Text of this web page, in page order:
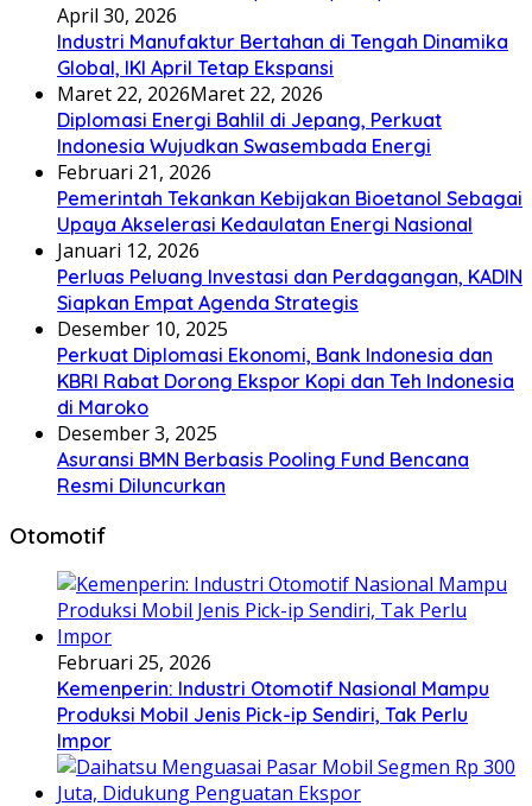
April 30, 2026
Industri Manufaktur Bertahan di Tengah Dinamika
Global, IKI April Tetap Ekspansi
Maret 22, 2026Maret 22, 2026
Diplomasi Energi Bahlil di Jepang, Perkuat
Indonesia Wujudkan Swasembada Energi
Februari 21, 2026
Pemerintah Tekankan Kebijakan Bioetanol Sebagai
Upaya Akselerasi Kedaulatan Energi Nasional
Januari 12, 2026
Perluas Peluang Investasi dan Perdagangan, KADIN
Siapkan Empat Agenda Strategis
Desember 10, 2025
Perkuat Diplomasi Ekonomi, Bank Indonesia dan
KBRI Rabat Dorong Ekspor Kopi dan Teh Indonesia
di Maroko
Desember 3, 2025
Asuransi BMN Berbasis Pooling Fund Bencana
Resmi Diluncurkan
Otomotif
Februari 25, 2026
Kemenperin: Industri Otomotif Nasional Mampu
Produksi Mobil Jenis Pick-ip Sendiri, Tak Perlu
Impor